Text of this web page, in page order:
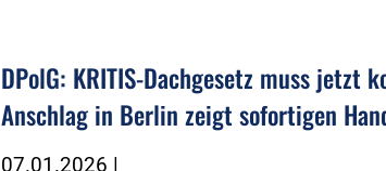
DPolG: KRITIS-Dachgesetz muss jetzt
Anschlag in Berlin zeigt sofortigen
07.01.2026 |